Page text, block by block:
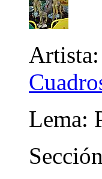
Artista:
Lema: